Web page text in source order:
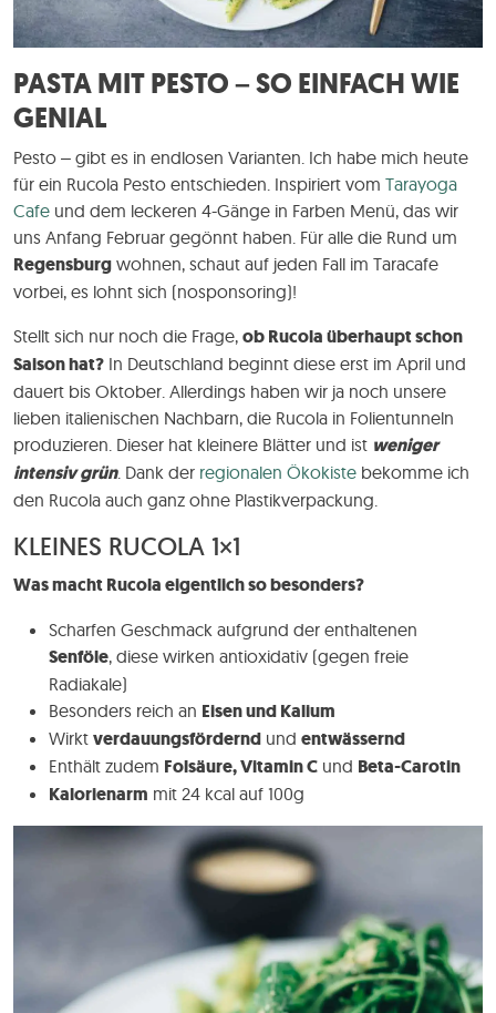
PASTA MIT PESTO – SO EINFACH WIE
GENIAL
Pesto – gibt es in endlosen Varianten. Ich habe mich heute
für ein Rucola Pesto entschieden. Inspiriert vom Tarayoga
Cafe und dem leckeren 4-Gänge in Farben Menü, das wir
uns Anfang Februar gegönnt haben. Für alle die Rund um
Regensburg wohnen, schaut auf jeden Fall im Taracafe
vorbei, es lohnt sich (nosponsoring)!
Stellt sich nur noch die Frage, ob Rucola überhaupt schon
Saison hat? In Deutschland beginnt diese erst im April und
dauert bis Oktober. Allerdings haben wir ja noch unsere
lieben italienischen Nachbarn, die Rucola in Folientunneln
produzieren. Dieser hat kleinere Blätter und ist weniger
intensiv grün. Dank der regionalen Ökokiste bekomme ich
den Rucola auch ganz ohne Plastikverpackung.
KLEINES RUCOLA 1×1
Was macht Rucola eigentlich so besonders?
Scharfen Geschmack aufgrund der enthaltenen
Senföle, diese wirken antioxidativ (gegen freie
Radiakale)
Besonders reich an Eisen und Kalium
Wirkt verdauungsfördernd und entwässernd
Enthält zudem Folsäure, Vitamin C und Beta-Carotin
Kalorienarm mit 24 kcal auf 100g